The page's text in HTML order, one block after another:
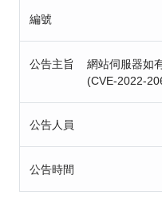
編號
公告主旨
網站伺服器如
(CVE-2022-
公告人員
公告時間